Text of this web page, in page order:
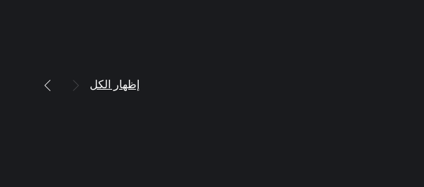
إظهار الكل